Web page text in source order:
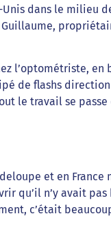
dans le milieu
l’optométriste, en
de flashs
le travail se
et en France
qu’il n’y avait
c’était